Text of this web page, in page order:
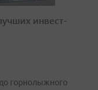
инвест-
горнолыжного